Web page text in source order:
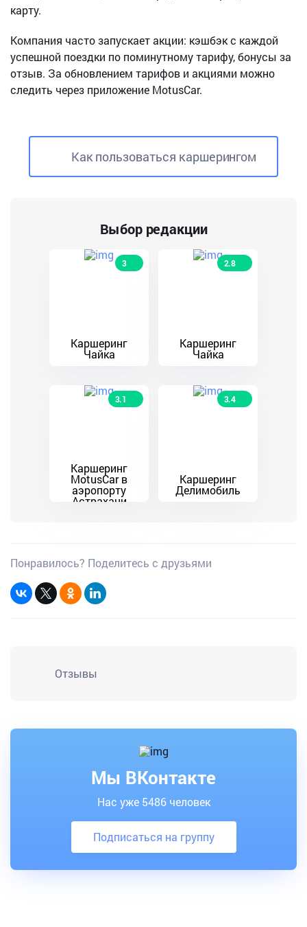
карту.
Компания часто запускает акции: кэшбэк с каждой
успешной поездки по поминутному тарифу, бонусы за
отзыв. За обновлением тарифов и акциями можно
следить через приложение MotusCar.
Как пользоваться каршерингом
Выбор редакции
3
Каршеринг
Чайка
2.8
Каршеринг
Чайка
3.1
Каршеринг
MotusCar в
аэропорту
Астрахани
3.4
Каршеринг
Делимобиль
Понравилось? Поделитесь с друзьями
Отзывы
Мы ВКонтакте
Нас уже 5486 человек
Подписаться на группу